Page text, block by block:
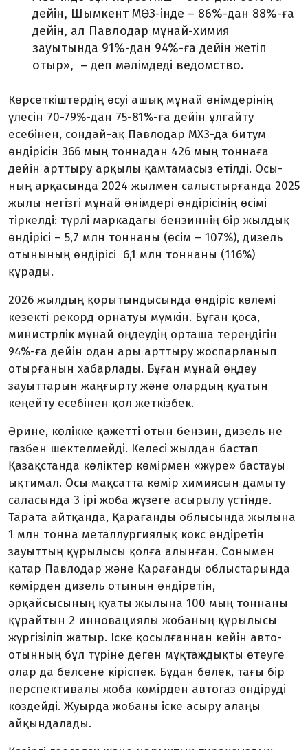
дейін, Шымкент МӨЗ-інде – 86%-дан 88%-ға
дейін, ал Павлодар мұнай-химия
зауытында 91%-дан 94%-ға дейін жетіп
отыр», – деп мәлімдеді вед­омство.
Көрсеткіштердің өсуі ашық мұнай өнімдерінің
үлесін 70-79%-дан 75-81%-ға дейін ұлғайту
есебінен, сондай-ақ Павлодар МХЗ-да битум
өндірісін 366 мың тоннадан 426 мың тоннаға
дейін арттыру арқылы қамтамасыз етілді. Осы­
ның арқасында 2024 жылмен салыс­тырғанда 2025
жылы негізгі мұнай өнімдері өндірісінің өсімі
тіркелді: түрлі маркадағы бензиннің бір жылдық
өндірісі – 5,7 млн тоннаны (өсім – 107%), дизель
отынының өндірісі 6,1 млн тоннаны (116%)
құрады.
2026 жылдың қорытындысында өндіріс көлемі
кезекті рекорд орнатуы мүмкін. Бұған қоса,
министрлік мұнай өңдеудің орташа тереңдігін
94%-ға дейін одан ары арттыру жоспарланып
отырғанын хабарлады. Бұған мұнай өңдеу
зауыттарын жаңғырту және олардың қуатын
кеңейту есебінен қол жеткізбек.
Әрине, көлікке қажетті отын бензин, дизель не
газбен шектелмейді. Келесі жылдан бастап
Қазақстанда көліктер көмірмен «жүре» бастауы
ықтимал. Осы мақсатта көмір химиясын дамыту
сала­сында 3 ірі жоба жүзеге асырылу үстінде.
Тарата айтқанда, Қарағанды облысында жылына
1 млн тонна металлургиялық кокс өндіретін
зауыттың құрылысы қолға алынған. Сонымен
қатар Павлодар және Қарағанды облыстарында
көмірден дизель отынын өндіретін,
әрқайсысының қуаты жылына 100 мың тоннаны
құрайтын 2 ин­новациялы жобаның құрылысы
жүр­гізіліп жатыр. Іске қосылғаннан кейін авто­
отынның бұл түріне деген мұқтаж­дықты өтеуге
олар да белсене кіріспек. Бұдан бөлек, тағы бір
перспективалы жоба көмірден автогаз өндіруді
көздейді. Жуырда жобаны іске асыру алаңы
айқындалады.